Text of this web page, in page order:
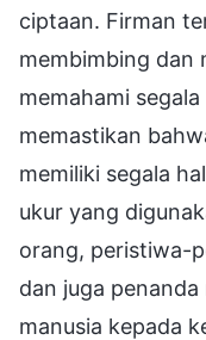
ciptaan. Firman
membimbing dan
memahami
memastikan
memiliki segala
ukur yang
orang, peristiwa-
dan juga
manusia kepada